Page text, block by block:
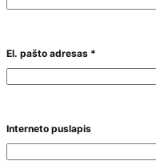
El. pašto adresas *
Interneto puslapis